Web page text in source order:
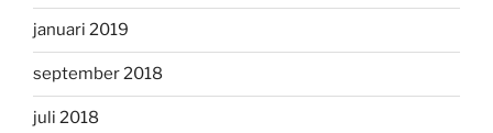
januari 2019
september 2018
juli 2018